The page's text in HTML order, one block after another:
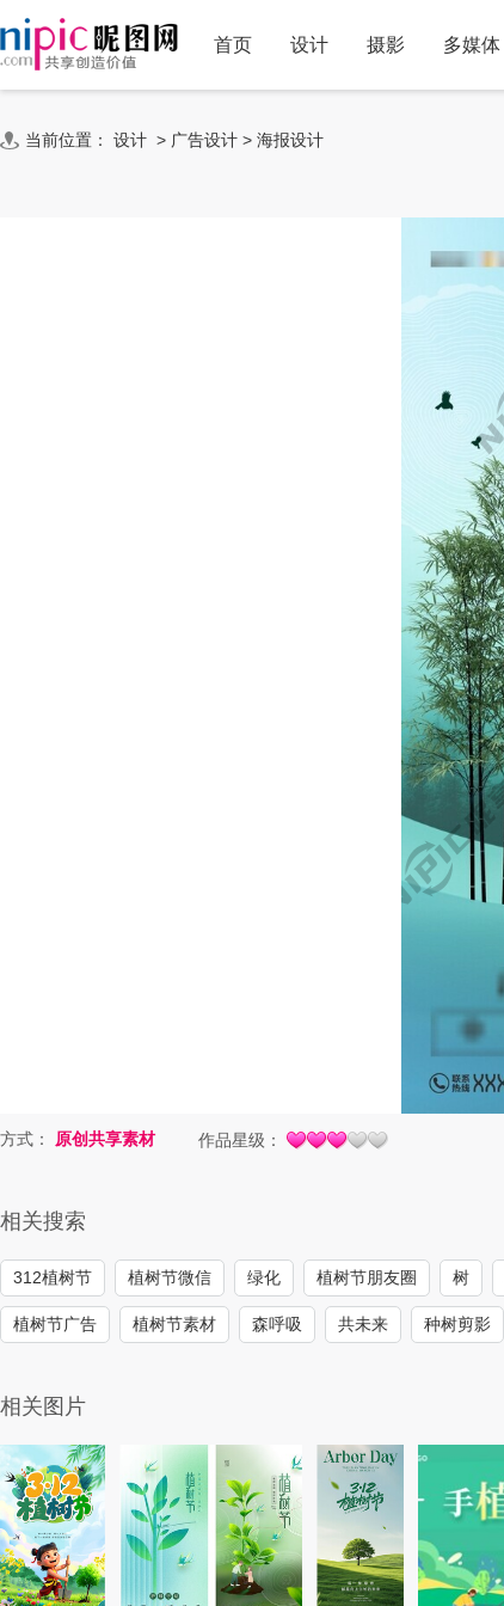
首页 设计 摄影 多媒体
当前位置： 设计 > 广告设计 > 海报设计
方式： 原创共享素材 作品星级：
相关搜索
312植树节 植树节微信 绿化 植树节朋友圈 树
植树节广告 植树节素材 森呼吸 共未来 种树剪影
相关图片